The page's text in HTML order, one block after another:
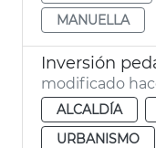
MANUELLA
modificado
ALCALDÍA
URBANISMO